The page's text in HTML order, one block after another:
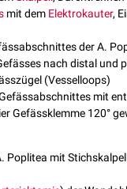
mit dem Elektrokauter,
der A.
nach distal und
(Vesselloops)
mit
Gefässklemme 120°
Poplitea mit